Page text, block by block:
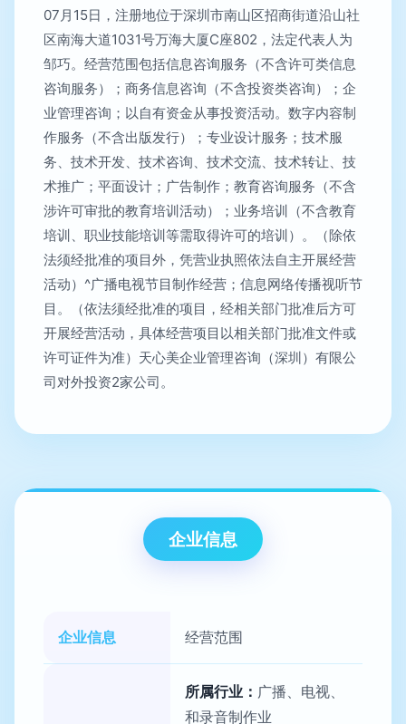
07月15日，注册地位于深圳市南山区招商街道沿山社
区南海大道1031号万海大厦C座802，法定代表人为
邹巧。经营范围包括信息咨询服务（不含许可类信息
咨询服务）；商务信息咨询（不含投资类咨询）；企
业管理咨询；以自有资金从事投资活动。数字内容制
作服务（不含出版发行）；专业设计服务；技术服
务、技术开发、技术咨询、技术交流、技术转让、技
术推广；平面设计；广告制作；教育咨询服务（不含
涉许可审批的教育培训活动）；业务培训（不含教育
培训、职业技能培训等需取得许可的培训）。（除依
法须经批准的项目外，凭营业执照依法自主开展经营
活动）^广播电视节目制作经营；信息网络传播视听节
目。（依法须经批准的项目，经相关部门批准后方可
开展经营活动，具体经营项目以相关部门批准文件或
许可证件为准）天心美企业管理咨询（深圳）有限公
司对外投资2家公司。
企业信息
企业信息 经营范围
所属行业： 广播、电视、
和录音制作业